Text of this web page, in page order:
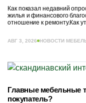
Как показал недавний
жилья и финансового
отношение к ремонту.Как
АВГ 3, 2026 НОВОСТИ
Главные мебельные
покупатель?